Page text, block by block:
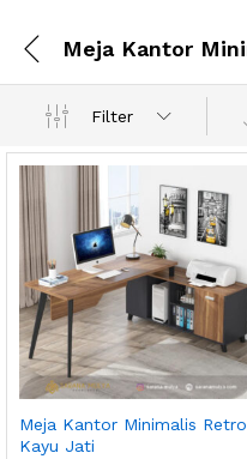
Filter
Meja Kantor Minimalis Retro
Kayu Jati